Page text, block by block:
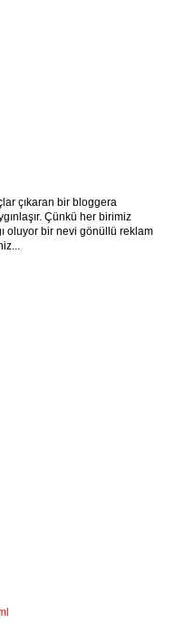
çıkaran bir bloggera
Çünkü her birimiz
oluyor bir nevi gönüllü reklam